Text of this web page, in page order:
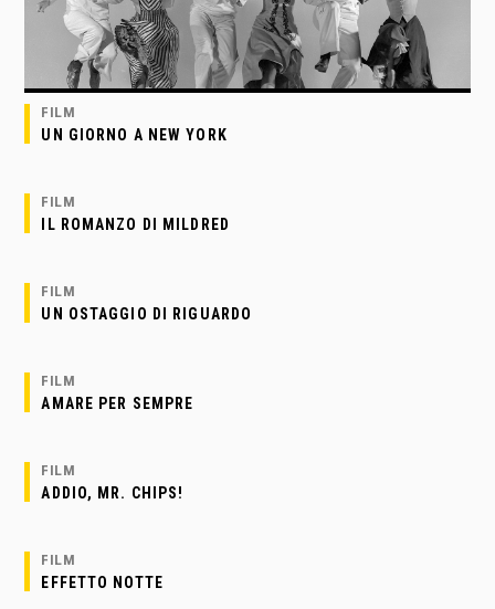
FILM
UN GIORNO A NEW YORK
FILM
IL ROMANZO DI MILDRED
FILM
UN OSTAGGIO DI RIGUARDO
FILM
AMARE PER SEMPRE
FILM
ADDIO, MR. CHIPS!
FILM
EFFETTO NOTTE